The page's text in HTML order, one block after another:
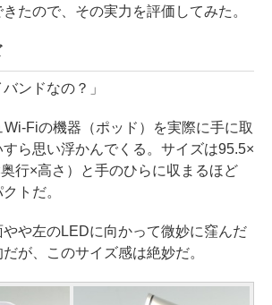
たので、その実力を評価してみた。
ンドなの？」
Fiの機器（ポッド）を実際に手に取
ら思い浮かんでくる。サイズは95.5×
行×高さ）と手のひらに収まるほど
トだ。
や左のLEDに向かって微妙に窪んだ
が、このサイズ感は絶妙だ。